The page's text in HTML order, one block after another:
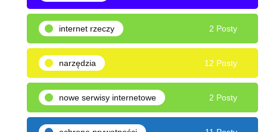
internet rzeczy 2 Posty
narzędzia 12 Posty
nowe serwisy internetowe 2 Posty